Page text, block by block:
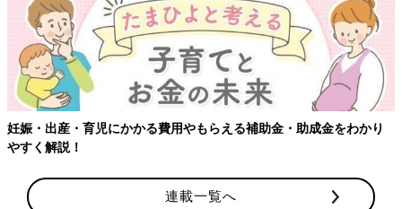
補助金・助成金をわかり 【ワクチン接種できるものも】妊婦の
連載一覧へ